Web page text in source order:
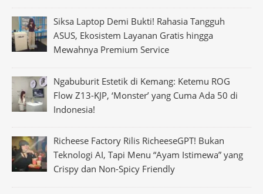
Siksa Laptop Demi Bukti! Rahasia Tangguh
ASUS, Ekosistem Layanan Gratis hingga
Mewahnya Premium Service
Ngabuburit Estetik di Kemang: Ketemu ROG
Flow Z13-KJP, ‘Monster’ yang Cuma Ada 50 di
Indonesia!
Richeese Factory Rilis RicheeseGPT! Bukan
Teknologi AI, Tapi Menu “Ayam Istimewa” yang
Crispy dan Non-Spicy Friendly